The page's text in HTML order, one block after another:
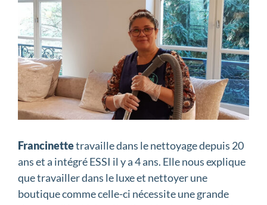
Francinettetravaille dans le nettoyage depuis 20
ans et a intégré ESSI il y a 4 ans. Elle nous explique
que travailler dans le luxe et nettoyer une
boutique comme celle-ci nécessite une grande